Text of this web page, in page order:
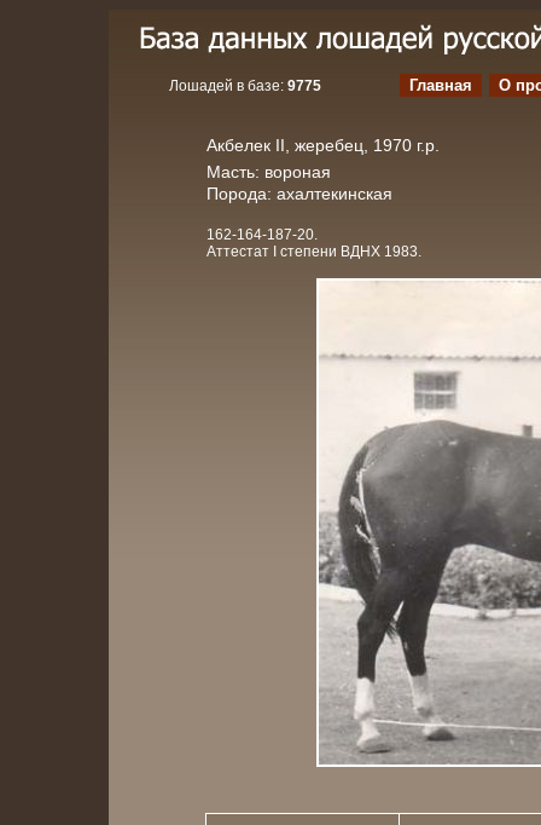
Лошадей в базе: 9775 Главная О
Акбелек II, жеребец, 1970 г.р.
Масть: вороная
Порода: ахалтекинская
162-164-187-20.
Аттестат I степени ВДНХ 1983.